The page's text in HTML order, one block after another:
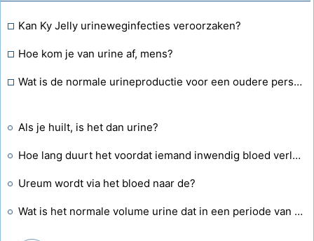
Kan Ky Jelly urineweginfecties veroorzaken?
Hoe kom je van urine af, mens?
Wat is de normale urineproductie voor een oudere persoon?
Als je huilt, is het dan urine?
Hoe lang duurt het voordat iemand inwendig bloed verliest nadat de blaas is aangeprikt?
Ureum wordt via het bloed naar de?
Wat is het normale volume urine dat in een periode van 24 uur wordt uitgescheiden?